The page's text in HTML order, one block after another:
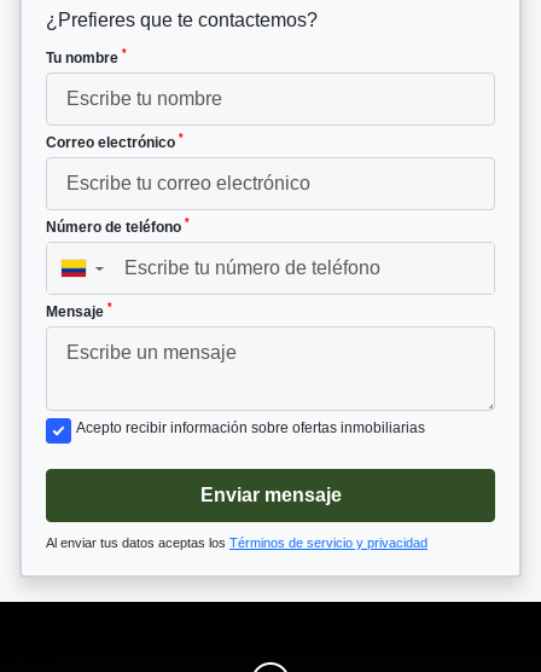
¿Prefieres que te contactemos?
Tu nombre *
Correo electrónico *
Número de teléfono *
▼
Mensaje *
Acepto recibir información sobre ofertas inmobiliarias
Enviar mensaje
Al enviar tus datos aceptas los Términos de servicio y privacidad